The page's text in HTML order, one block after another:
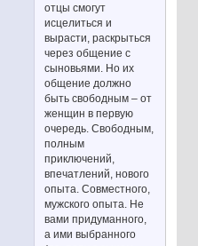
отцы смогут
исцелиться и
вырасти, раскрыться
через общение с
сыновьями. Но их
общение должно
быть свободным – от
женщин в первую
очередь. Свободным,
полным
приключений,
впечатлений, нового
опыта. Совместного,
мужского опыта. Не
вами придуманного,
а ими выбранного